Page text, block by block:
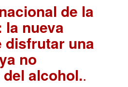
de la
la nueva
disfrutar una
no
alcohol..